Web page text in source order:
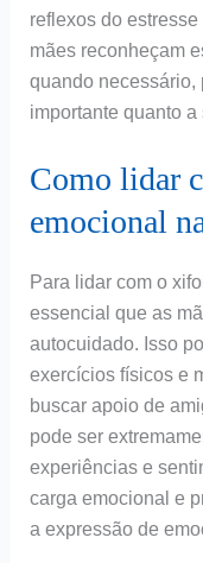
reflexos do
mães reconheçam
quando necessário,
importante quanto a
Como lidar
emocional
Para lidar com o
essencial que as
autocuidado. Isso
exercícios físicos e
buscar apoio de
pode ser
experiências e
carga emocional e
a expressão de